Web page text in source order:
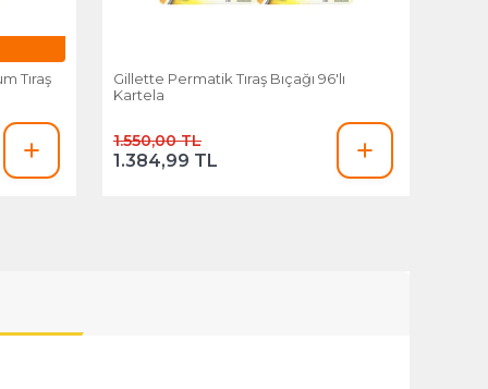
Tıraş
Gillette Permatik Tıraş Bıçağı 96'lı
Kartela
1.550,00 TL
1.384,99 TL